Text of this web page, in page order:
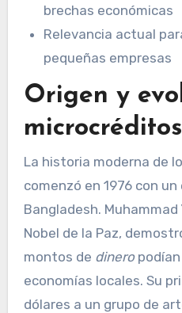
brechas económicas
Relevancia actual
pequeñas empresas
Origen y
microcréditos
La historia moderna de
comenzó en 1976 con
Bangladesh.
Nobel de la Paz,
montos de dinero
economías locales. Su
dólares a un grupo de